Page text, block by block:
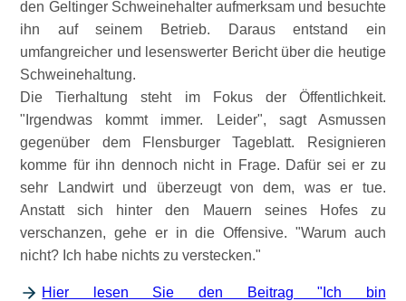
den Geltinger Schweinehalter aufmerksam und besuchte
ihn auf seinem Betrieb. Daraus entstand ein
umfangreicher und lesenswerter Bericht über die heutige
Schweinehaltung.
Die Tierhaltung steht im Fokus der Öffentlichkeit.
Irgendwas kommt immer. Leider , sagt Asmussen
gegenüber dem Flensburger Tageblatt. Resignieren
komme für ihn dennoch nicht in Frage. Dafür sei er zu
sehr Landwirt und überzeugt von dem, was er tue.
Anstatt sich hinter den Mauern seines Hofes zu
verschanzen, gehe er in die Offensive.
Warum auch
nicht? Ich habe nichts zu verstecken.
Hier lesen Sie den Beitrag "Ich bin